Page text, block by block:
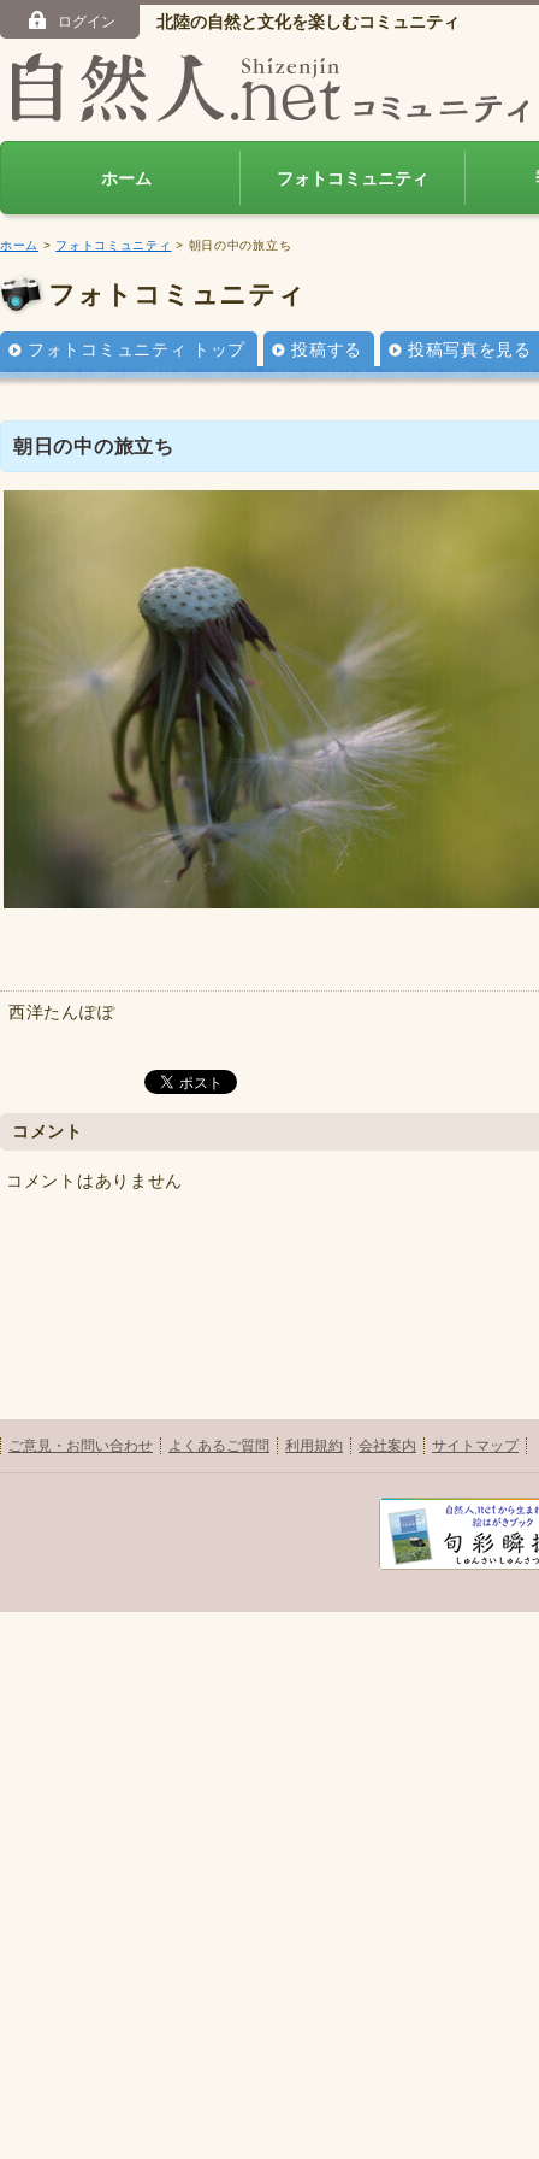
ログイン 北陸の自然と文化を楽しむコミュニティ
ホーム フォトコミュニティ
ホーム > フォトコミュニティ > 朝日の中の旅立ち
フォトコミュニティ
フォトコミュニティ トップ 投稿する 投稿写真を見る
朝日の中の旅立ち
西洋たんぽぽ
コメント
コメントはありません
ご意見・お問い合わせ よくあるご質問 利用規約 会社案内 サイトマップ